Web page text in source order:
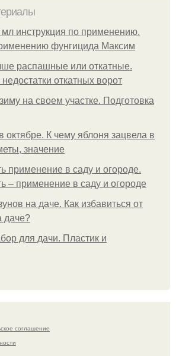
инструкция по применению.
фунгицида Максим
распашные или откатные.
откатных ворот
на своем участке. Подготовка
октябре. К чему яблоня зацвела в
значение
применение в саду и огороде.
– применение в саду и огороде
на даче. Как избавиться от
даче?
для дачи. Пластик и
соглашение